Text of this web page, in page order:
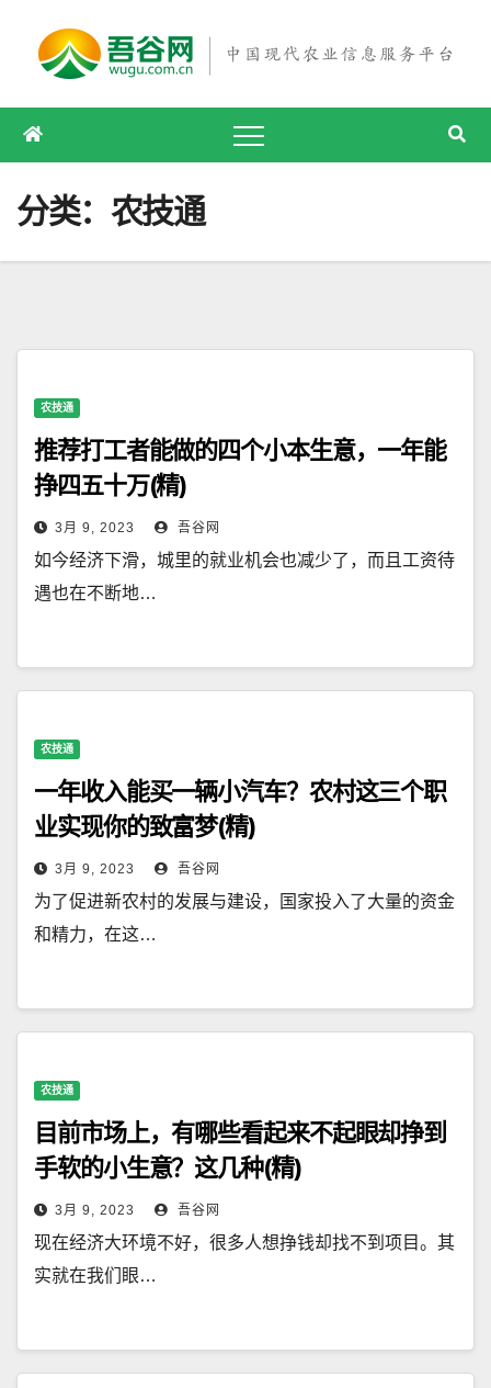
容
分类：农技通
农技通
推荐打工者能做的四个小本生意，一年能
挣四五十万(精)
3月 9, 2023 吾谷网
如今经济下滑，城里的就业机会也减少了，而且工资待
遇也在不断地…
农技通
一年收入能买一辆小汽车？农村这三个职
业实现你的致富梦(精)
3月 9, 2023 吾谷网
为了促进新农村的发展与建设，国家投入了大量的资金
和精力，在这…
农技通
目前市场上，有哪些看起来不起眼却挣到
手软的小生意？这几种(精)
3月 9, 2023 吾谷网
现在经济大环境不好，很多人想挣钱却找不到项目。其
实就在我们眼…